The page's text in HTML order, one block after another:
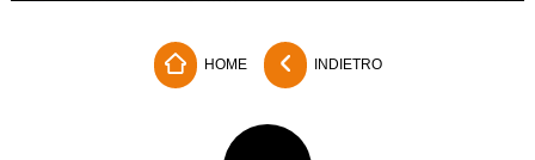
HOME INDIETRO